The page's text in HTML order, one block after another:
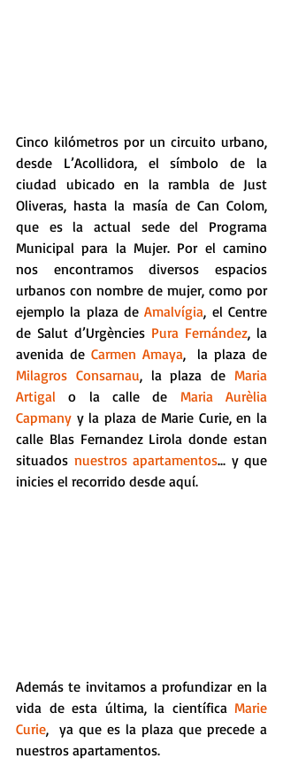
Cinco kilómetros por un circuito urbano,
desde L’Acollidora, el símbolo de la
ciudad ubicado en la rambla de Just
Oliveras, hasta la masía de Can Colom,
que es la actual sede del Programa
Municipal para la Mujer. Por el camino
nos encontramos diversos espacios
urbanos con nombre de mujer, como por
ejemplo la plaza de Amalvígia, el Centre
de Salut d’Urgències Pura Fernández, la
avenida de Carmen Amaya
Milagros Consarnau, la plaza de Maria
Artigal o la calle de Maria Aurèlia
Capmany y la plaza de Marie Curie, en la
calle Blas Fernandez Lirola donde estan
situados nuestros apartamentos... y que
inicies el recorrido desde aquí.
Además te invitamos a profundizar en la
vida de esta última, la científica Marie
Curie,  ya que es la plaza que precede a
nuestros apartamentos.